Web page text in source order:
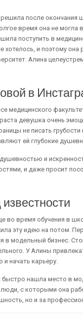
после окончания
время она не
поступить в
и поэтому она
Алина
в
медицинского
девушка очень
не писать
ей глубокие
и
и даже просит
во время обучения в
эту идею на потом.
в модельный бизнес.
У Алины
начать карьеру.
нашла место в
с которыми она
но и за